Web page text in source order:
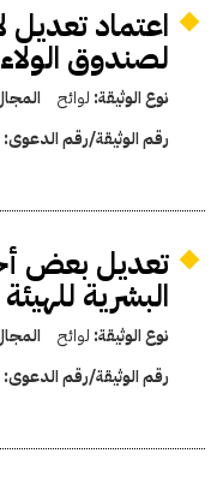
اعتماد تعديل
لصندوق
نوع الوثيقة: لوائح
رقم الوثيقة/رقم الدعوى:
تعديل بعض
البشرية للهيئة
نوع الوثيقة: لوائح
رقم الوثيقة/رقم الدعوى: